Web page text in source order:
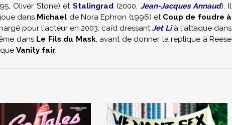
Oliver Stone) etStalingrad (2000, Jean-Jacques Annaud). Il
dans Michael de Nora Ephron (1996) et Coup de foudre à
pour l'acteur en 2003: caïd dressantJet Lià l'attaque dans
dans Le Fils du Mask, avant de donner la réplique à Reese
Vanity fair.